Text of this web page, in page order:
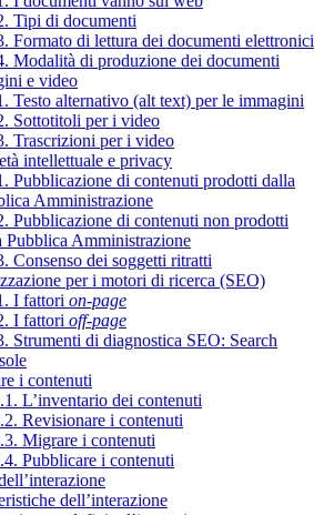
Tipi di documenti
Formato di lettura dei documenti elettronici
Modalità di produzione dei documenti
e video
Testo alternativo (alt text) per le immagini
Sottotitoli per i video
Trascrizioni per i video
intellettuale e privacy
Pubblicazione di contenuti prodotti dalla
Amministrazione
Pubblicazione di contenuti non prodotti
Pubblica Amministrazione
Consenso dei soggetti ritratti
per i motori di ricerca (SEO)
I fattori on-page
I fattori off-page
Strumenti di diagnostica SEO: Search
i contenuti
L’inventario dei contenuti
Revisionare i contenuti
Migrare i contenuti
Pubblicare i contenuti
dell’interazione